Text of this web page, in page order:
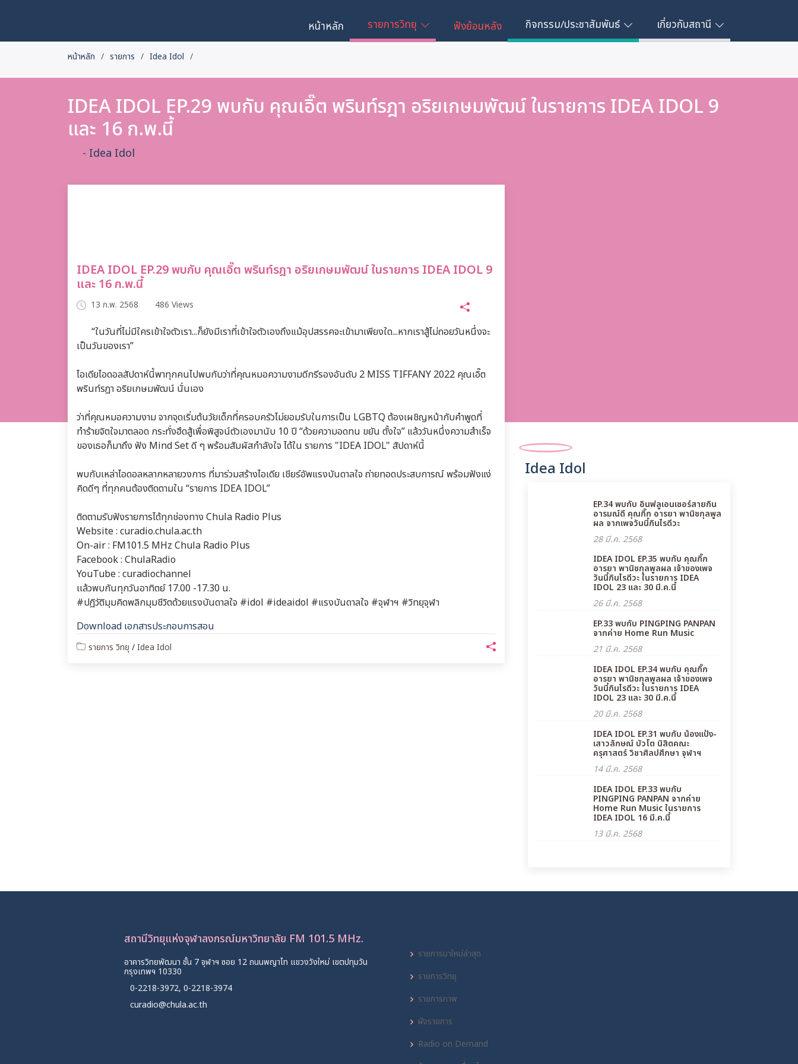
หน้าหลัก รายการวิทยุ ฟังย้อนหลัง กิจกรรม/ประชาสัมพันธ์ เกี่ยวกับสถานี
หน้าหลัก รายการ Idea Idol
IDEA IDOL EP.29 พบกับ คุณเอิ๊ต พรินท์รฎา อริยเกษมพัฒน์ ในรายการ IDEA IDOL 9
และ 16 ก.พ.นี้
- Idea Idol
IDEA IDOL EP.29 พบกับ คุณเอิ๊ต พรินท์รฎา อริยเกษมพัฒน์ ในรายการ IDEA IDOL 9
และ 16 ก.พ.นี้
13 ก.พ. 2568 486 Views
“ในวันที่ไม่มีใครเข้าใจตัวเรา...ก็ยังมีเราที่เข้าใจตัวเองถึงแม้อุปสรรคจะเข้ามาเพียงใด...หากเราสู้ไม่ถอยวันหนึ่งจะ
เป็นวันของเรา”
ไอเดียไอดอลสัปดาห์นี้พาทุกคนไปพบกับว่าที่คุณหมอความงามดีกรีรองอันดับ 2 MISS TIFFANY 2022 คุณเอิ๊ต
พรินท์รฎา อริยเกษมพัฒน์ นั่นเอง
ว่าที่คุณหมอความงาม จากจุดเริ่มต้นวัยเด็กที่ครอบครัวไม่ยอมรับในการเป็น LGBTQ ต้องเผชิญหน้ากับคำพูดที่
ทำร้ายจิตใจมาตลอด กระทั่งฮึดสู้เพื่อพิสูจน์ตัวเองมานับ 10 ปี “ด้วยความอดทน ขยัน ตั้งใจ” แล้ววันหนึ่งความสำเร็จ
ของเธอก็มาถึง ฟัง Mind Set ดี ๆ พร้อมสัมผัสกำลังใจ ได้ใน รายการ "IDEA IDOL" สัปดาห์นี้
พบกับเหล่าไอดอลหลากหลายวงการ ที่มาร่วมสร้างไอเดีย เชียร์อัพแรงบันดาลใจ ถ่ายทอดประสบการณ์ พร้อมฟังแง่
คิดดีๆ ที่ทุกคนต้องติดตามใน “รายการ IDEA IDOL”
ติดตามรับฟังรายการได้ทุกช่องทาง Chula Radio Plus
Website : curadio.chula.ac.th
On-air : FM101.5 MHz Chula Radio Plus
Facebook : ChulaRadio
YouTube : curadiochannel
เเล้วพบกันทุกวันอาทิตย์ 17.00 -17.30 น.
#ปฎิวัติมุมคิดพลิกมุมชีวิตด้วยแรงบันดาลใจ #idol #ideaidol #แรงบันดาลใจ #จุฬาฯ #วิทยุจุฬา
Download เอกสารประกอบการสอน
รายการ วิทยุ /Idea Idol
Idea Idol
EP.34 พบกับ อินฟลูเอนเซอร์สายกิน
อารมณ์ดี คุณกิ๊ก อารยา พานิชกุลพูล
ผล จากเพจวันนี้กินไรดีวะ
28 มี.ค. 2568
IDEA IDOL EP.35 พบกับ คุณกิ๊ก
อารยา พานิชกุลพูลผล เจ้าของเพจ
วันนี้กินไรดีวะ ในรายการ IDEA
IDOL 23 และ 30 มี.ค.นี้
26 มี.ค. 2568
EP.33 พบกับ PINGPING PANPAN
จากค่าย Home Run Music
21 มี.ค. 2568
IDEA IDOL EP.34 พบกับ คุณกิ๊ก
อารยา พานิชกุลพูลผล เจ้าของเพจ
วันนี้กินไรดีวะ ในรายการ IDEA
IDOL 23 และ 30 มี.ค.นี้
20 มี.ค. 2568
IDEA IDOL EP.31 พบกับ น้องแป้ง-
เสาวลักษณ์ บัวโต นิสิตคณะ
ครุศาสตร์ วิชาศิลปศึกษา จุฬาฯ
14 มี.ค. 2568
IDEA IDOL EP.33 พบกับ
PINGPING PANPAN จากค่าย
Home Run Music ในรายการ
IDEA IDOL 16 มี.ค.นี้
13 มี.ค. 2568
สถานีวิทยุแห่งจุฬาลงกรณ์มหาวิทยาลัย FM 101.5 MHz.
อาคารวิทยพัฒนา ชั้น 7 จุฬาฯ ซอย 12 ถนนพญาไท แขวงวังใหม่ เขตปทุมวัน
กรุงเทพฯ 10330
0-2218-3972, 0-2218-3974
curadio@chula.ac.th
รายการมาใหม่ล่าสุด
รายการวิทยุ
รายการภาพ
ผังรายการ
Radio on Demand